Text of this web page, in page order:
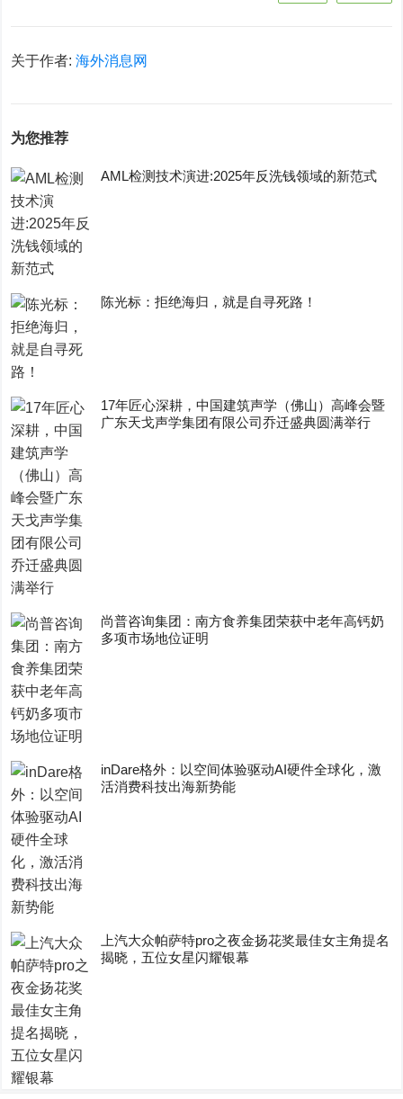
关于作者:海外消息网
为您推荐
AML检测技术演进:2025年反洗钱领域的新范式
陈光标：拒绝海归，就是自寻死路！
17年匠心深耕，中国建筑声学（佛山）高峰会暨
广东天戈声学集团有限公司乔迁盛典圆满举行
尚普咨询集团：南方食养集团荣获中老年高钙奶
多项市场地位证明
inDare格外：以空间体验驱动AI硬件全球化，激
活消费科技出海新势能
上汽大众帕萨特pro之夜金扬花奖最佳女主角提名
揭晓，五位女星闪耀银幕